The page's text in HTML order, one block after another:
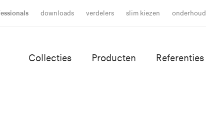
downloads verdelers slim kiezen onderhoud
Collecties Producten Referenties